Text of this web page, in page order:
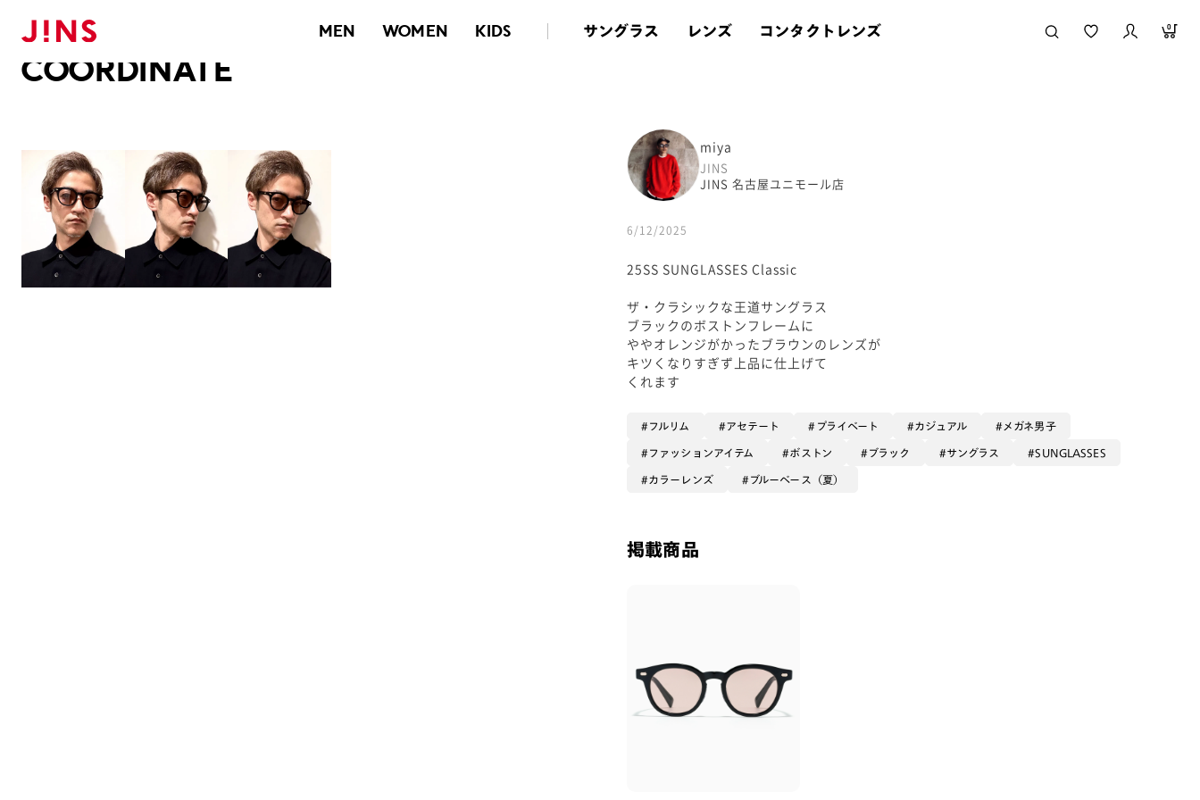
MEN WOMEN KIDS サングラス レンズ コンタクトレンズ 0
メガネのJINS TOP
COORDINATE
miya
JINS
JINS 名古屋ユニモール店
6/12/2025
25SS SUNGLASSES Classic
ザ・クラシックな王道サングラス
ブラックのボストンフレームに
ややオレンジがかったブラウンのレンズが
キツくなりすぎず上品に仕上げて
くれます
フルリム アセテート プライベート カジュアル メガネ男子
ファッションアイテム ボストン ブラック サングラス SUNGLASSES
カラーレンズ ブルーベース（夏）
掲載商品